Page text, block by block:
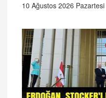
10 Ağustos 2026 Pazartesi